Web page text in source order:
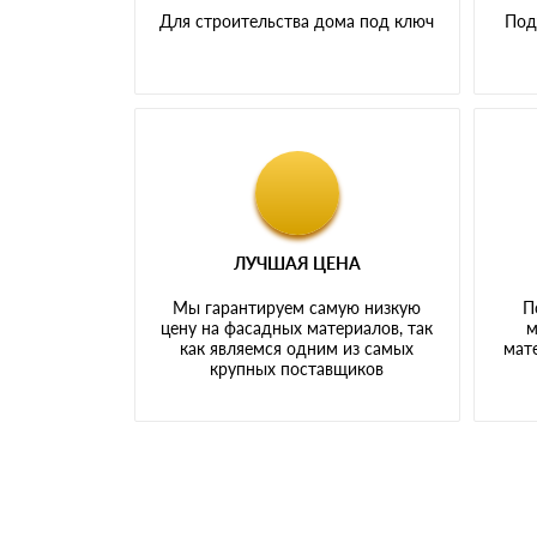
Для строительства дома под ключ
ЛУЧШАЯ ЦЕНА
Мы гарантируем самую низкую
цену на фасадных материалов, так
как являемся одним из самых
крупных поставщиков